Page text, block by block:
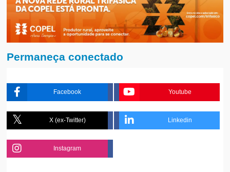
Permaneça conectado
Facebook Youtube
X (ex-Twitter) Linkedin
Instagram